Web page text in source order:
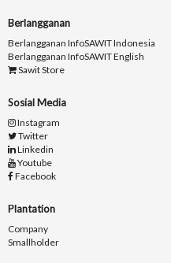
Berlangganan
Berlangganan InfoSAWIT Indonesia
Berlangganan InfoSAWIT English
Sawit Store
Sosial Media
Instagram
Twitter
Linkedin
Youtube
Facebook
Plantation
Company
Smallholder